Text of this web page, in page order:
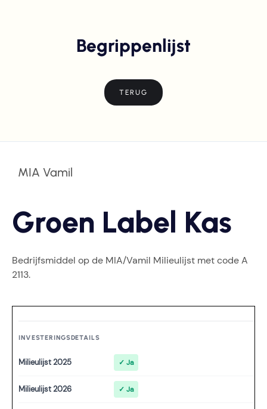
Begrippenlijst
TERUG
MIA Vamil
Groen Label Kas
Bedrijfsmiddel op de MIA/Vamil Milieulijst met code A
2113.
INVESTERINGSDETAILS
Milieulijst 2025 ✓ Ja
Milieulijst 2026 ✓ Ja